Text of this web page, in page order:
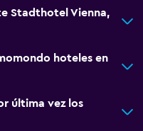
Stadthotel Vienna,
hoteles en
última vez los